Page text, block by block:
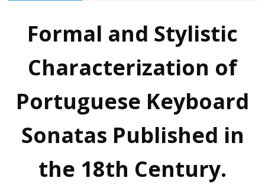
Formal and Stylistic
Characterization of
Portuguese Keyboard
Sonatas Published in
the 18th Century.